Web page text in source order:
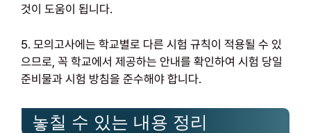
것이 도움이 됩니다.
5. 모의고사에는 학교별로 다른 시험 규칙이 적용될 수 있
으므로, 꼭 학교에서 제공하는 안내를 확인하여 시험 당일
준비물과 시험 방침을 준수해야 합니다.
놓칠 수 있는 내용 정리